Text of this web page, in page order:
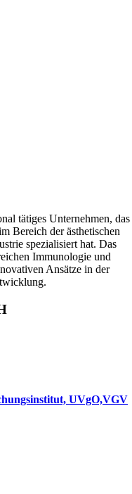
tätiges Unternehmen, das
Bereich der ästhetischen
spezialisiert hat. Das
Immunologie und
Ansätze in der
UVgO,VGV